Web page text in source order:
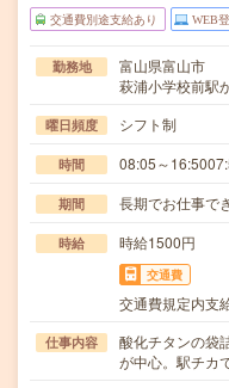
交通費別途支給あり WEB
勤務地
富山県富山市
萩浦小学校前駅
曜日頻度 シフト制
時間 08:05～
期間 長期でお仕事で
時給 時給1500円
交通費
交通費規定内支
仕事内容
酸化チタンの袋
が中心。駅チカ